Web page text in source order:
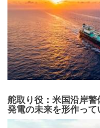
舵取り役：米国沿岸
発電の未来を形作って